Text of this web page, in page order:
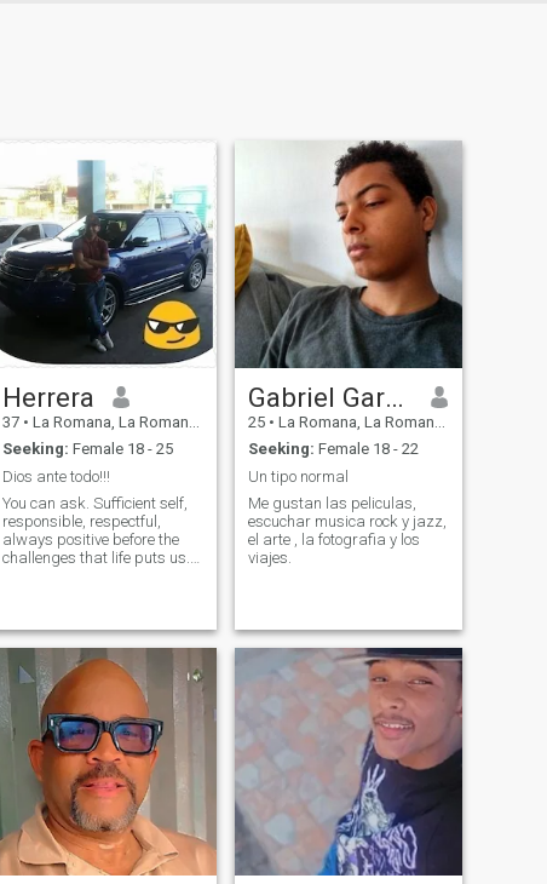
Herrera
37 • La Romana, La Romana, Dominican Republic
Seeking: Female 18 - 25
Dios ante todo!!!
You can ask. Sufficient self,
responsible, respectful,
always positive before the
challenges that life puts us...
that is why this is here, I DO
NOT ANDO DETRAS OF
ANYTHING, BECAUSE I LACK
NOTHING! Just interact if
something arises... I'm not
maniac or intense...
Gabriel García
25 • La Romana, La Romana, Dominican Republic
Seeking: Female 18 - 22
Un tipo normal
Me gustan las peliculas,
escuchar musica rock y jazz,
el arte , la fotografia y los
viajes.